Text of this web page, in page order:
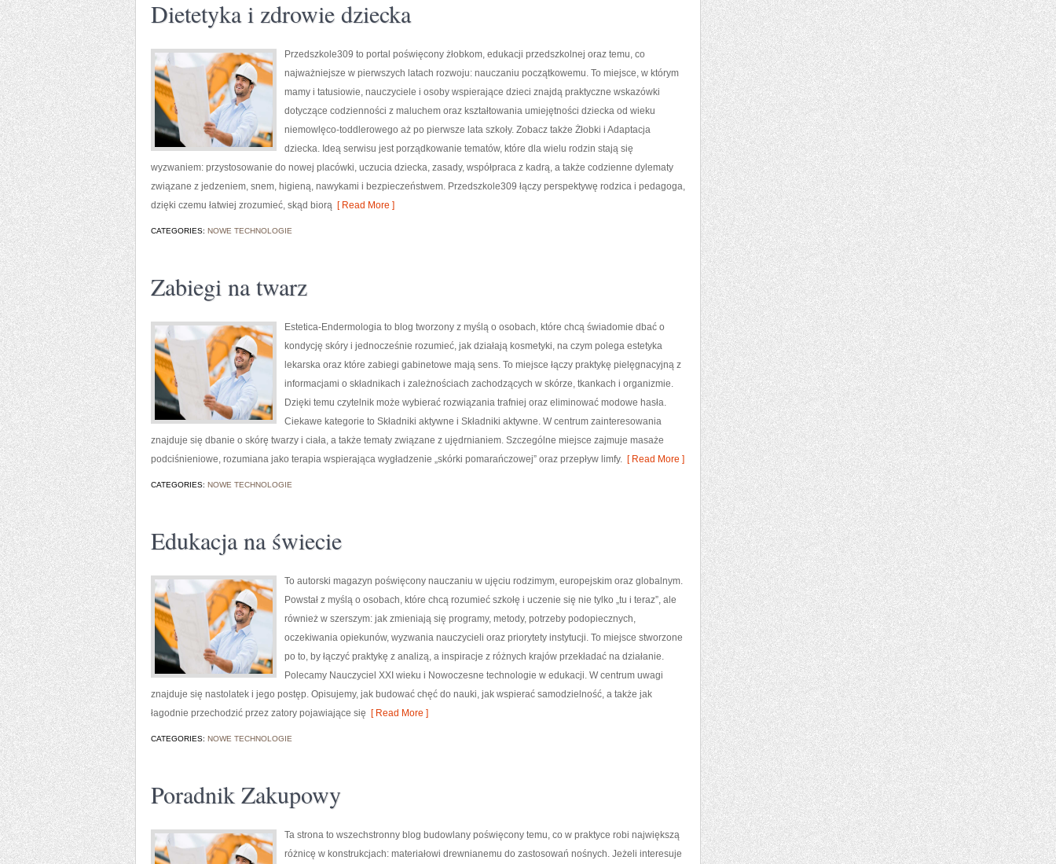
Dietetyka i zdrowie dziecka
Przedszkole309 to portal poświęcony żłobkom, edukacji przedszkolnej oraz temu, co
najważniejsze w pierwszych latach rozwoju: nauczaniu początkowemu. To miejsce, w którym
mamy i tatusiowie, nauczyciele i osoby wspierające dzieci znajdą praktyczne wskazówki
dotyczące codzienności z maluchem oraz kształtowania umiejętności dziecka od wieku
niemowlęco-toddlerowego aż po pierwsze lata szkoły. Zobacz także Żłobki i Adaptacja
dziecka. Ideą serwisu jest porządkowanie tematów, które dla wielu rodzin stają się
wyzwaniem: przystosowanie do nowej placówki, uczucia dziecka, zasady, współpraca z kadrą, a także codzienne dylematy
związane z jedzeniem, snem, higieną, nawykami i bezpieczeństwem. Przedszkole309 łączy perspektywę rodzica i pedagoga,
dzięki czemu łatwiej zrozumieć, skąd biorą [ Read More ]
CATEGORIES: NOWE TECHNOLOGIE
Zabiegi na twarz
Estetica-Endermologia to blog tworzony z myślą o osobach, które chcą świadomie dbać o
kondycję skóry i jednocześnie rozumieć, jak działają kosmetyki, na czym polega estetyka
lekarska oraz które zabiegi gabinetowe mają sens. To miejsce łączy praktykę pielęgnacyjną z
informacjami o składnikach i zależnościach zachodzących w skórze, tkankach i organizmie.
Dzięki temu czytelnik może wybierać rozwiązania trafniej oraz eliminować modowe hasła.
Ciekawe kategorie to Składniki aktywne i Składniki aktywne. W centrum zainteresowania
znajduje się dbanie o skórę twarzy i ciała, a także tematy związane z ujędrnianiem. Szczególne miejsce zajmuje masaże
podciśnieniowe, rozumiana jako terapia wspierająca wygładzenie „skórki pomarańczowej” oraz przepływ limfy. [ Read More ]
CATEGORIES: NOWE TECHNOLOGIE
Edukacja na świecie
To autorski magazyn poświęcony nauczaniu w ujęciu rodzimym, europejskim oraz globalnym.
Powstał z myślą o osobach, które chcą rozumieć szkołę i uczenie się nie tylko „tu i teraz”, ale
również w szerszym: jak zmieniają się programy, metody, potrzeby podopiecznych,
oczekiwania opiekunów, wyzwania nauczycieli oraz priorytety instytucji. To miejsce stworzone
po to, by łączyć praktykę z analizą, a inspiracje z różnych krajów przekładać na działanie.
Polecamy Nauczyciel XXI wieku i Nowoczesne technologie w edukacji. W centrum uwagi
znajduje się nastolatek i jego postęp. Opisujemy, jak budować chęć do nauki, jak wspierać samodzielność, a także jak
łagodnie przechodzić przez zatory pojawiające się [ Read More ]
CATEGORIES: NOWE TECHNOLOGIE
Poradnik Zakupowy
Ta strona to wszechstronny blog budowlany poświęcony temu, co w praktyce robi największą
różnicę w konstrukcjach: materiałowi drewnianemu do zastosowań nośnych. Jeżeli interesuje